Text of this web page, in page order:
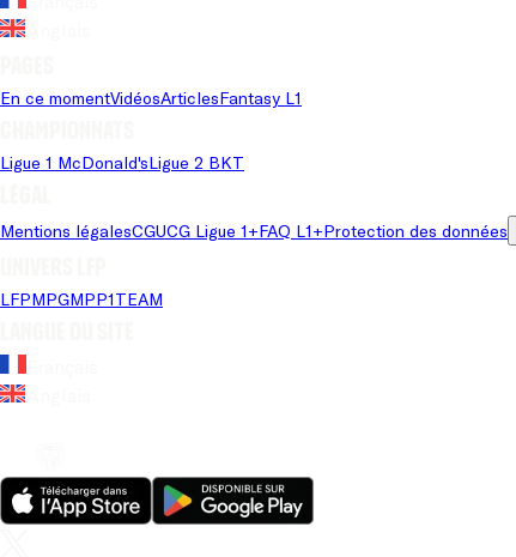
En ce momentVidéosArticlesFantasy L1
Ligue 1 McDonald'sLigue 2 BKT
Mentions légalesCGUCG Ligue 1+FAQ L1+Protection des données
LFPMPGMPP1TEAM